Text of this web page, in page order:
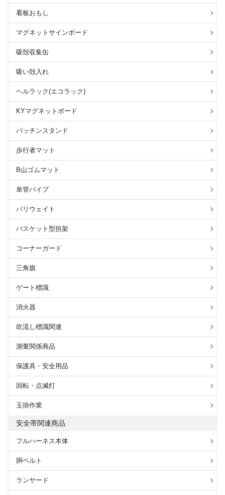
看板おもし
マグネットサインボード
吸殻収集缶
吸い殻入れ
ヘルラック(エコラック)
KYマグネットボード
パッチンスタンド
歩行者マット
B山ゴムマット
単管パイプ
バリウェイト
バスケット型担架
コーナーガード
三角旗
ゲート標識
消火器
吹流し標識関連
測量関係商品
保護具・安全用品
回転・点滅灯
玉掛作業
安全帯関連商品
フルハーネス本体
胴ベルト
ランヤード